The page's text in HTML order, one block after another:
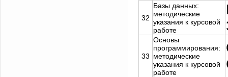
32
Базы данных:
методические
указания к курсовой
работе
33
Основы
программирования:
методические
указания к курсовой
работе